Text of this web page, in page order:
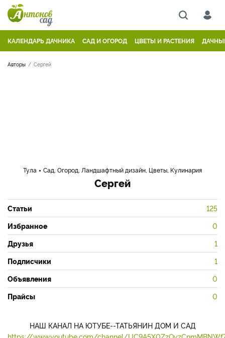
КАЛЕНДАРЬ ДАЧНИКА САД И ОГОРОД ЦВЕТЫ И РАСТЕНИЯ
Авторы Сергей
Тула Сад, Огород, Ландшафтный дизайн, Цветы, Кулинария
Сергей
Статьи 125
Избранное 0
Друзья 1
Подписчики 1
Объявления 0
Прайсы 0
НАШ КАНАЛ НА ЮТУБЕ--ТАТЬЯНИН ДОМ И САД